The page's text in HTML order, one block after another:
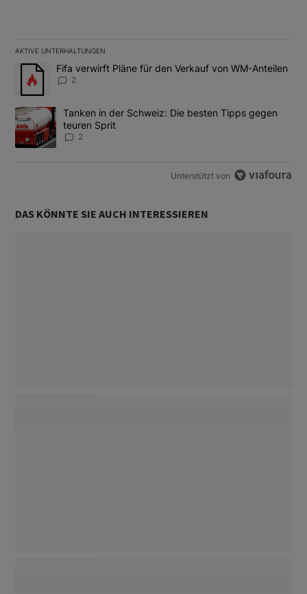
AKTIVE UNTERHALTUNGEN
Das Folgende ist eine Liste der am meisten kommentierten
Ein Trendartikel mit dem Titel "Fifa verwirft Pläne für den
Fifa verwirft Pläne für den Verkauf von WM-Anteilen
2
Ein Trendartikel mit dem Titel "Tanken in der Schweiz: Die
Tanken in der Schweiz: Die besten Tipps gegen
teuren Sprit
2
Unterstützt von
DAS KÖNNTE SIE AUCH INTERESSIEREN